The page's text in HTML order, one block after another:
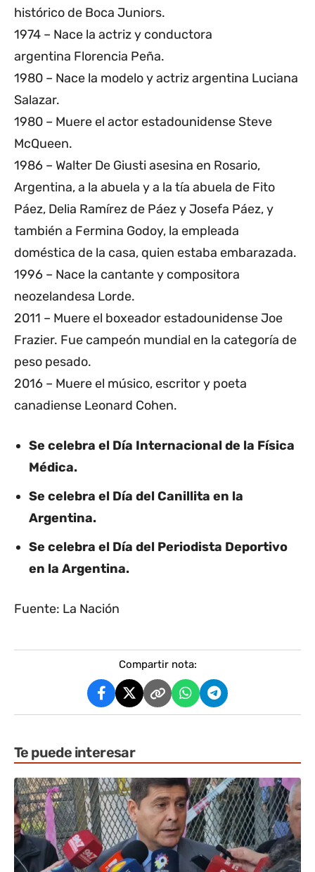
histórico de Boca Juniors.
1974 – Nace la actriz y conductora
argentina Florencia Peña.
1980 – Nace la modelo y actriz argentina Luciana
Salazar.
1980 – Muere el actor estadounidense Steve
McQueen.
1986 – Walter De Giusti asesina en Rosario,
Argentina, a la abuela y a la tía abuela de Fito
Páez, Delia Ramírez de Páez y Josefa Páez, y
también a Fermina Godoy, la empleada
doméstica de la casa, quien estaba embarazada.
1996 – Nace la cantante y compositora
neozelandesa Lorde.
2011 – Muere el boxeador estadounidense Joe
Frazier. Fue campeón mundial en la categoría de
peso pesado.
2016 – Muere el músico, escritor y poeta
canadiense Leonard Cohen.
Se celebra el Día Internacional de la Física
Médica.
Se celebra el Día del Canillita en la
Argentina.
Se celebra el Día del Periodista Deportivo
en la Argentina.
Fuente: La Nación
Compartir nota:
Te puede interesar